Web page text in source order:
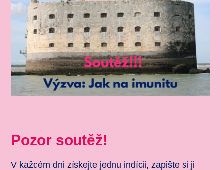
Pozor soutěž!
V každém dni získejte jednu indícii, zapište si ji